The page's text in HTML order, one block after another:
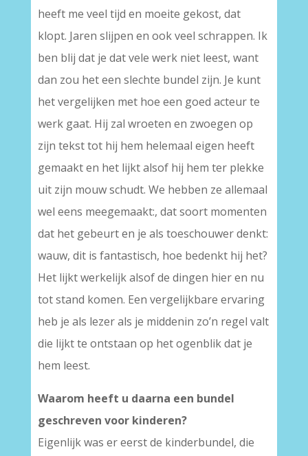
heeft me veel tijd en moeite gekost, dat
klopt. Jaren slijpen en ook veel schrappen. Ik
ben blij dat je dat vele werk niet leest, want
dan zou het een slechte bundel zijn. Je kunt
het vergelijken met hoe een goed acteur te
werk gaat. Hij zal wroeten en zwoegen op
zijn tekst tot hij hem helemaal eigen heeft
gemaakt en het lijkt alsof hij hem ter plekke
uit zijn mouw schudt. We hebben ze allemaal
wel eens meegemaakt:, dat soort momenten
dat het gebeurt en je als toeschouwer denkt:
wauw, dit is fantastisch, hoe bedenkt hij het?
Het lijkt werkelijk alsof de dingen hier en nu
tot stand komen. Een vergelijkbare ervaring
heb je als lezer als je middenin zo’n regel valt
die lijkt te ontstaan op het ogenblik dat je
hem leest.
Waarom heeft u daarna een bundel
geschreven voor kinderen?
Eigenlijk was er eerst de kinderbundel, die